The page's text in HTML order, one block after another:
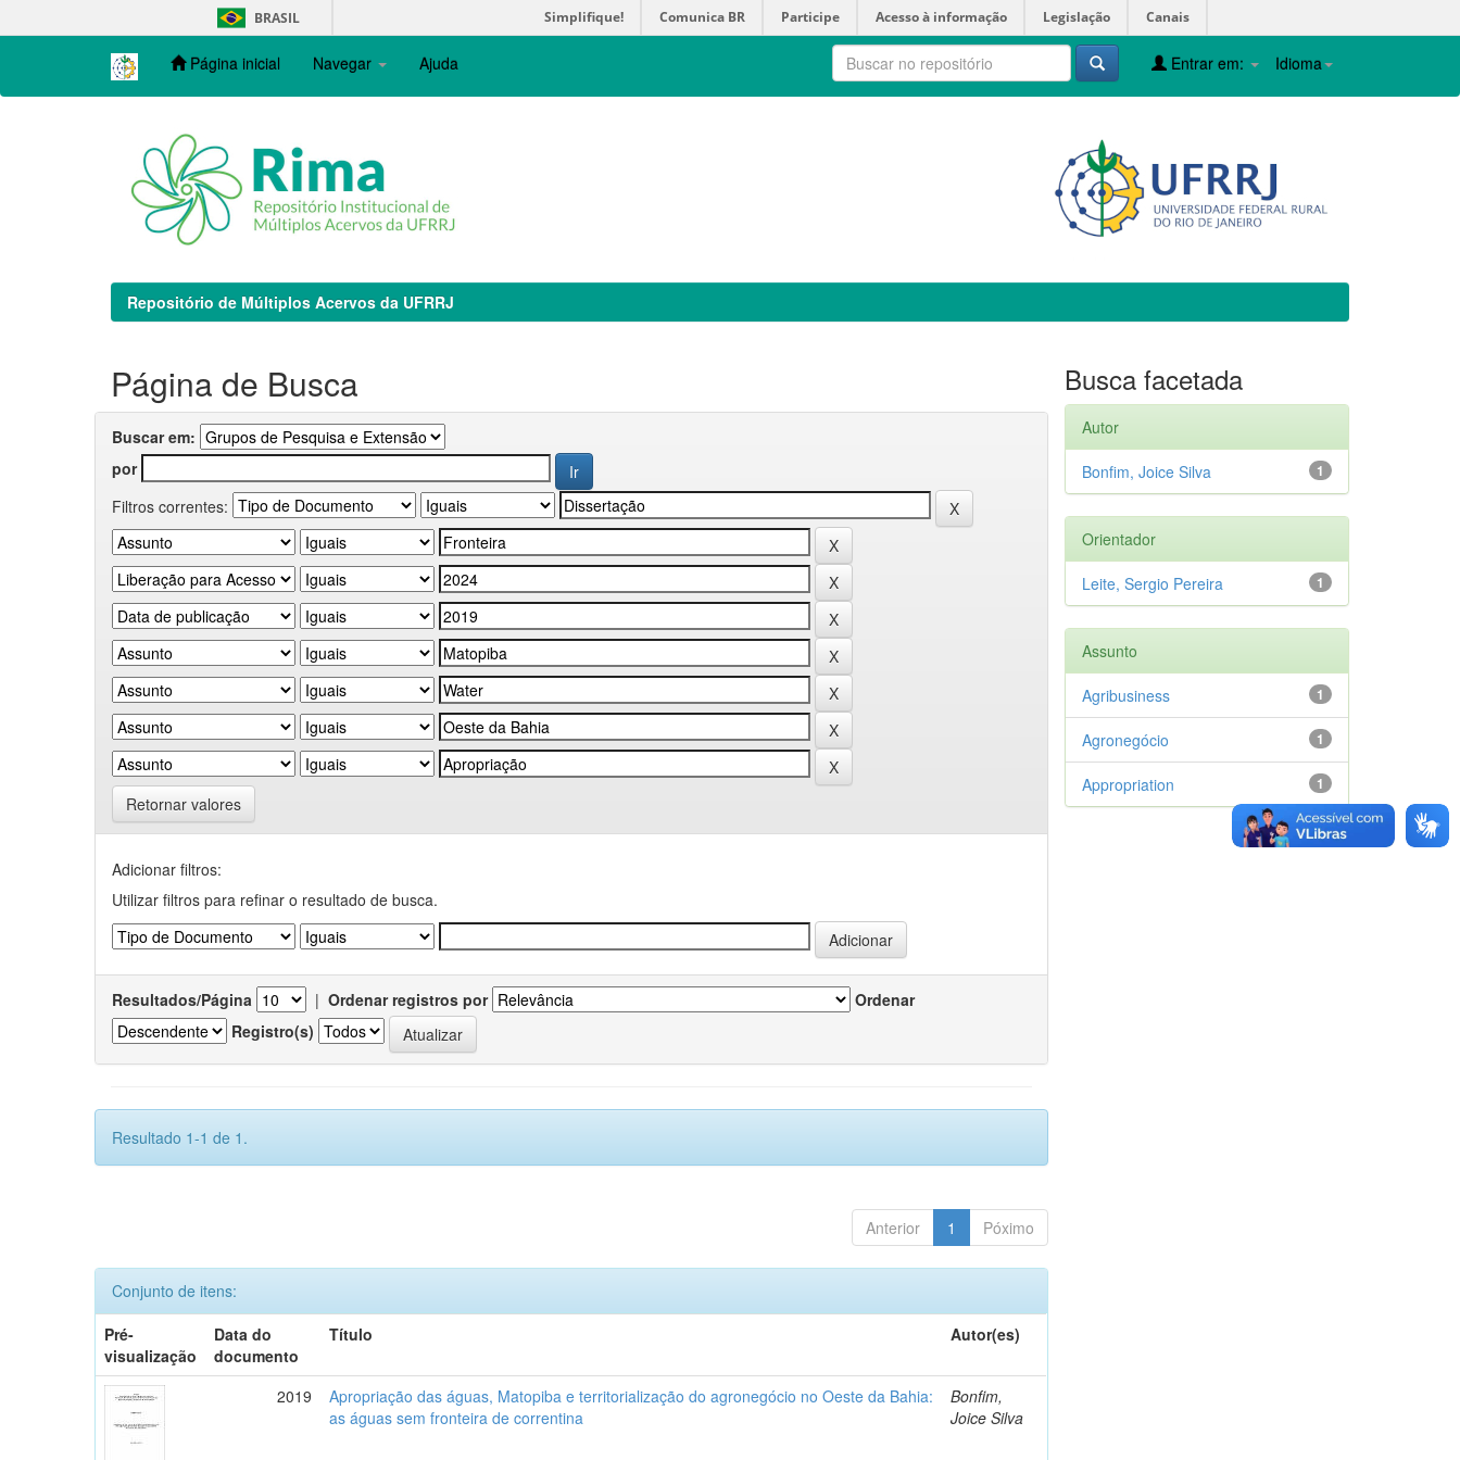
navigation
BRASIL Simplifique! Comunica BR Participe Acesso à informação Legislação Canais
Página inicial Navegar Ajuda Idioma
Entrar em:
Repositório de Múltiplos Acervos da UFRRJ
Página de Busca
Buscar em:
por
Filtros correntes:
Retornar valores
Adicionar filtros:
Utilizar filtros para refinar o resultado de busca.
Resultados/Página | Ordenar registros por
Ordenar
Registro(s)
Resultado 1-1 de 1.
Anterior 1 Póximo
Conjunto de itens:
Pré-
visualização
Data do
documento
Título Autor(es)
2019
Apropriação das águas, Matopiba e territorialização do agronegócio no Oeste da Bahia:
as águas sem fronteira de correntina
Bonfim,
Joice Silva
Busca facetada
Autor
1
Bonfim, Joice Silva
Orientador
1
Leite, Sergio Pereira
Assunto
1
Agribusiness
1
Agronegócio
1
Appropriation